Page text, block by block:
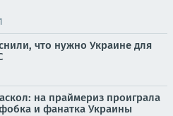
что нужно Украине для
на праймериз проиграла
и фанатка Украины